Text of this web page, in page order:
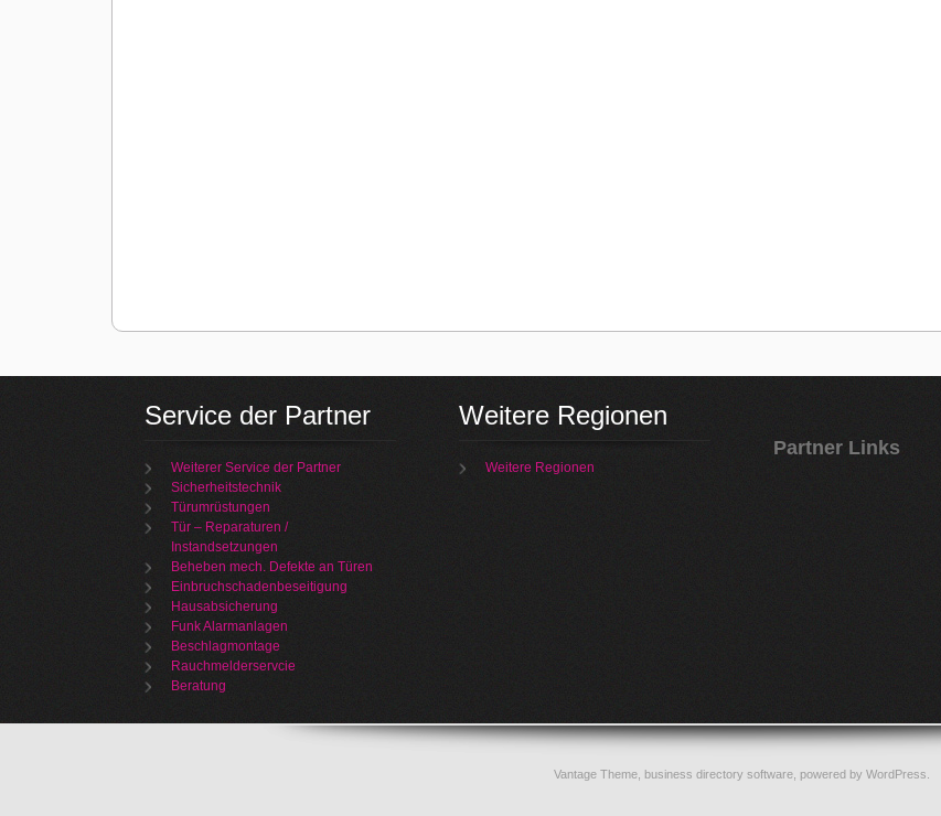
Service der Partner
Weiterer Service der Partner
Sicherheitstechnik
Türumrüstungen
Tür – Reparaturen /
Instandsetzungen
Beheben mech. Defekte an Türen
Einbruchschadenbeseitigung
Hausabsicherung
Funk Alarmanlagen
Beschlagmontage
Rauchmelderservcie
Beratung
Weitere Regionen
Weitere Regionen
Partner Links
Vantage Theme, business directory software, powered by WordPress